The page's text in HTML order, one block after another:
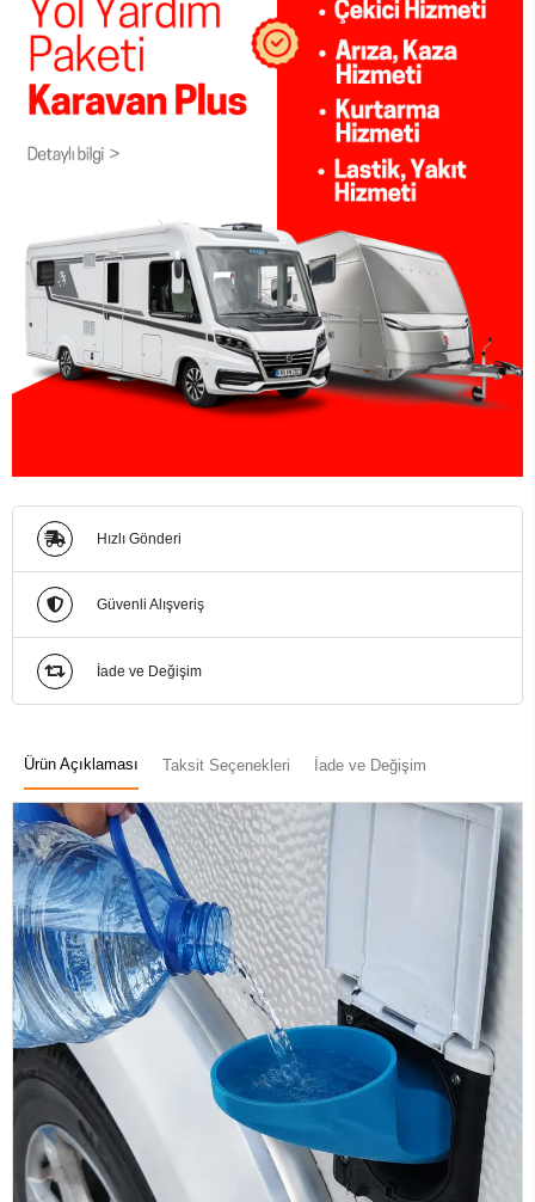
Hızlı Gönderi
Güvenli Alışveriş
İade ve Değişim
Ürün Açıklaması Taksit Seçenekleri İade ve Değişim